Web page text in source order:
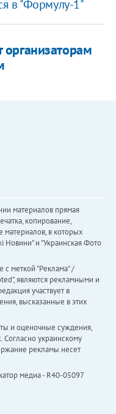
в "Формулу-1"
организаторам
материалов прямая
копирование,
материалов, в которых
Новини" и "Украинская Фото
с меткой "Реклама" /
являются рекламными и
участвует в
высказанные в этих
и оценочные суждения,
украинскому
рекламы несет
медиа - R40-05097